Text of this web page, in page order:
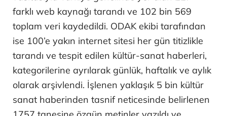
farklı web kaynağı tarandı ve 102 bin 569
toplam veri kaydedildi. ODAK ekibi tarafından
ise 100’e yakın internet sitesi her gün titizlikle
tarandı ve tespit edilen kültür-sanat haberleri,
kategorilerine ayrılarak günlük, haftalık ve aylık
olarak arşivlendi. İşlenen yaklaşık 5 bin kültür
sanat haberinden tasnif neticesinde belirlenen